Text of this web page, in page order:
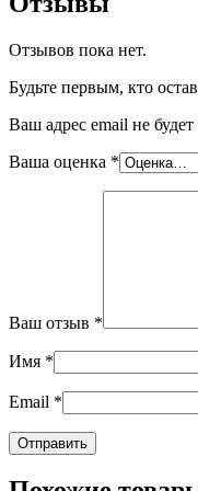
Отзывов пока нет.
Будьте первым, кто
Ваш адрес email не
Ваша оценка *
Ваш отзыв *
Имя *
Email *